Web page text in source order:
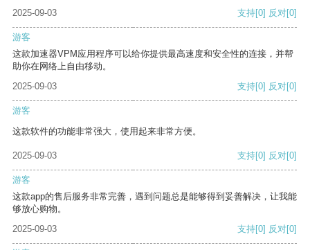
2025-09-03 支持[0] 反对[0]
游客
这款加速器VPM应用程序可以给你提供最高速度和安全性的连接，并帮
助你在网络上自由移动。
2025-09-03
支持[0] 反对[0]
游客
这款软件的功能非常强大，使用起来非常方便。
2025-09-03 支持[0] 反对[0]
游客
这款app的售后服务非常完善，遇到问题总是能够得到妥善解决，让我能
够放心购物。
2025-09-03
支持[0] 反对[0]